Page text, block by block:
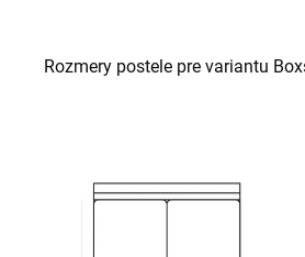
Rozmery postele pre variantu